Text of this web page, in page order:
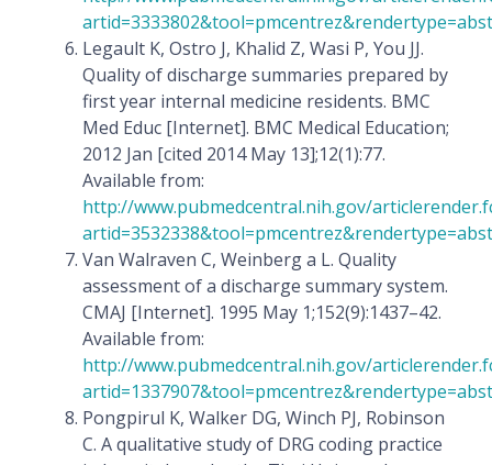
Legault K, Ostro J, Khalid Z, Wasi P, You JJ.
Quality of discharge summaries prepared by
first year internal medicine residents. BMC
Med Educ [Internet]. BMC Medical Education;
2012 Jan [cited 2014 May 13];12(1):77.
Available from:
http://www.pubmedcentral.nih.gov/
Van Walraven C, Weinberg a L. Quality
assessment of a discharge summary system.
CMAJ [Internet]. 1995 May 1;152(9):1437–42.
Available from:
http://www.pubmedcentral.nih.gov/
Pongpirul K, Walker DG, Winch PJ, Robinson
C. A qualitative study of DRG coding practice